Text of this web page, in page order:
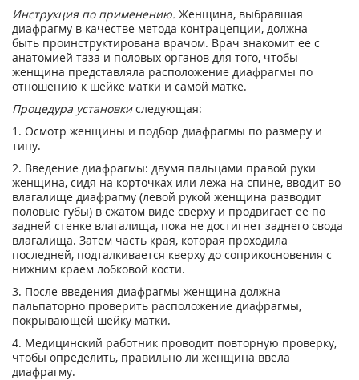
Инструкция по применению. Женщина, выбравшая
диафрагму в качестве метода контрацепции, должна
быть проинструктирована врачом. Врач знакомит ее с
анатомией таза и половых органов для того, чтобы
женщина представляла расположение диафрагмы по
отношению к шейке матки и самой матке.
Процедура установкиследующая:
1. Осмотр женщины и подбор диафрагмы по размеру и
типу.
2. Введение диафрагмы: двумя пальцами правой руки
женщина, сидя на корточках или лежа на спине, вводит во
влагалище диафрагму (левой рукой женщина разводит
половые губы) в сжатом виде сверху и продвигает ее по
задней стенке влагалища, пока не достигнет заднего свода
влагалища. Затем часть края, которая проходила
последней, подталкивается кверху до соприкосновения с
нижним краем лобковой кости.
3. После введения диафрагмы женщина должна
пальпаторно проверить расположение диафрагмы,
покрывающей шейку матки.
4. Медицинский работник проводит повторную проверку,
чтобы определить, правильно ли женщина ввела
диафрагму.